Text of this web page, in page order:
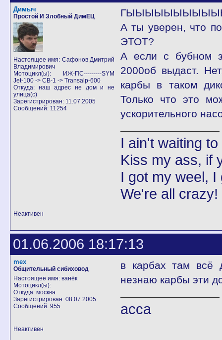
Димыч
Простой И Злобный ДимЕЦ
Настоящее имя: Сафонов Дмитрий
Владимирович
Мотоцикл(ы): ИЖ-ПС---------SYM
Jet-100 -> CB-1 -> Transalp-600
Откуда: наш адрес не дом и не
улица(с)
Зарегистрирован: 11.07.2005
Сообщений: 11254
А ты уверен, что
ЭТОТ?
А если с бубном
2000об выдаст.
карбы в таком
Только что это
ускорительного
I ain't waiting
Kiss my ass, if
I got my weel,
We're all
Неактивен
01.06.2006 18:17:13
mex
Общительный сибиховод
Настоящее имя: ванёк
Мотоцикл(ы):
Откуда: москва
Зарегистрирован: 08.07.2005
Сообщений: 955
в карбах там всё
незнаю карбы эти
асса
Неактивен